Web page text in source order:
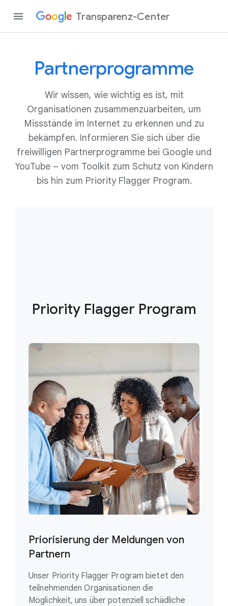
Transparenz-Center
Partnerprogramme
Wir wissen, wie wichtig es ist, mit
Organisationen zusammenzuarbeiten, um
Missstände im Internet zu erkennen und zu
bekämpfen. Informieren Sie sich über die
freiwilligen Partnerprogramme bei Google und
YouTube – vom Toolkit zum Schutz von Kindern
bis hin zum Priority Flagger Program.
Priority Flagger Program
Priorisierung der Meldungen von
Partnern
Unser Priority Flagger Program bietet den
teilnehmenden Organisationen die
Möglichkeit, uns über potenziell schädliche